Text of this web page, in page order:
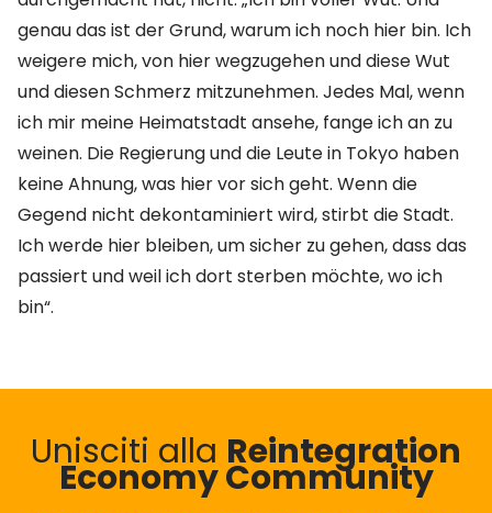
genau das ist der Grund, warum ich noch hier bin. Ich
weigere mich, von hier wegzugehen und diese Wut
und diesen Schmerz mitzunehmen. Jedes Mal, wenn
ich mir meine Heimatstadt ansehe, fange ich an zu
weinen. Die Regierung und die Leute in Tokyo haben
keine Ahnung, was hier vor sich geht. Wenn die
Gegend nicht dekontaminiert wird, stirbt die Stadt.
Ich werde hier bleiben, um sicher zu gehen, dass das
passiert und weil ich dort sterben möchte, wo ich
bin“.
Unisciti alla Reintegration
Economy Community